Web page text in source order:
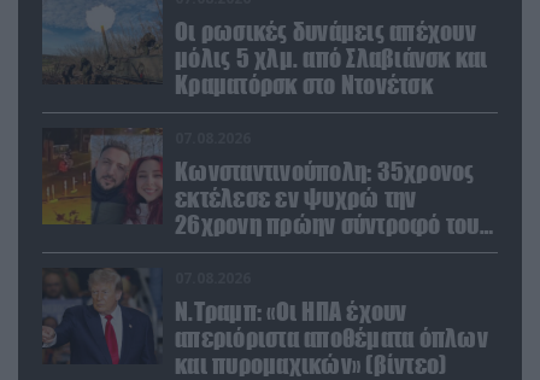
Οι ρωσικές δυνάμεις απέχουν
μόλις 5 χλμ. από Σλαβιάνσκ και
Κραματόρσκ στο Ντονέτσκ
Κωνσταντινούπολη: 35χρονος
εκτέλεσε εν ψυχρώ την
26χρονη πρώην σύντροφό του
έξω από φαρμακείο (βίντεο)
Ν.Τραμπ: «Οι ΗΠΑ έχουν
απεριόριστα αποθέματα όπλων
και πυρομαχικών» (βίντεο)